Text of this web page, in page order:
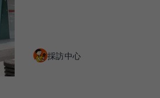
採訪中心